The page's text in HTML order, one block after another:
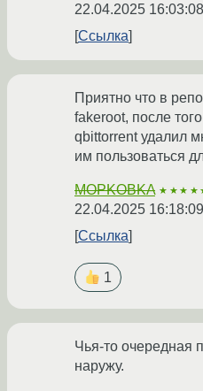
22.04.2025
Ссылка
Приятно что в
fakeroot, после
qbittorrent удалил
им пользоваться
MOPKOBKA
22.04.2025
Ссылка
1
Чья-то очередная
наружу.